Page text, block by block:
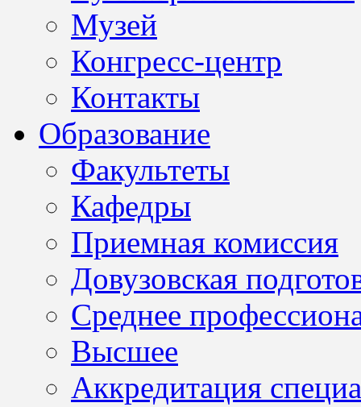
Музей
Конгресс-центр
Контакты
Образование
Факультеты
Кафедры
Приемная комиссия
Довузовская
Среднее
Высшее
Аккредитация